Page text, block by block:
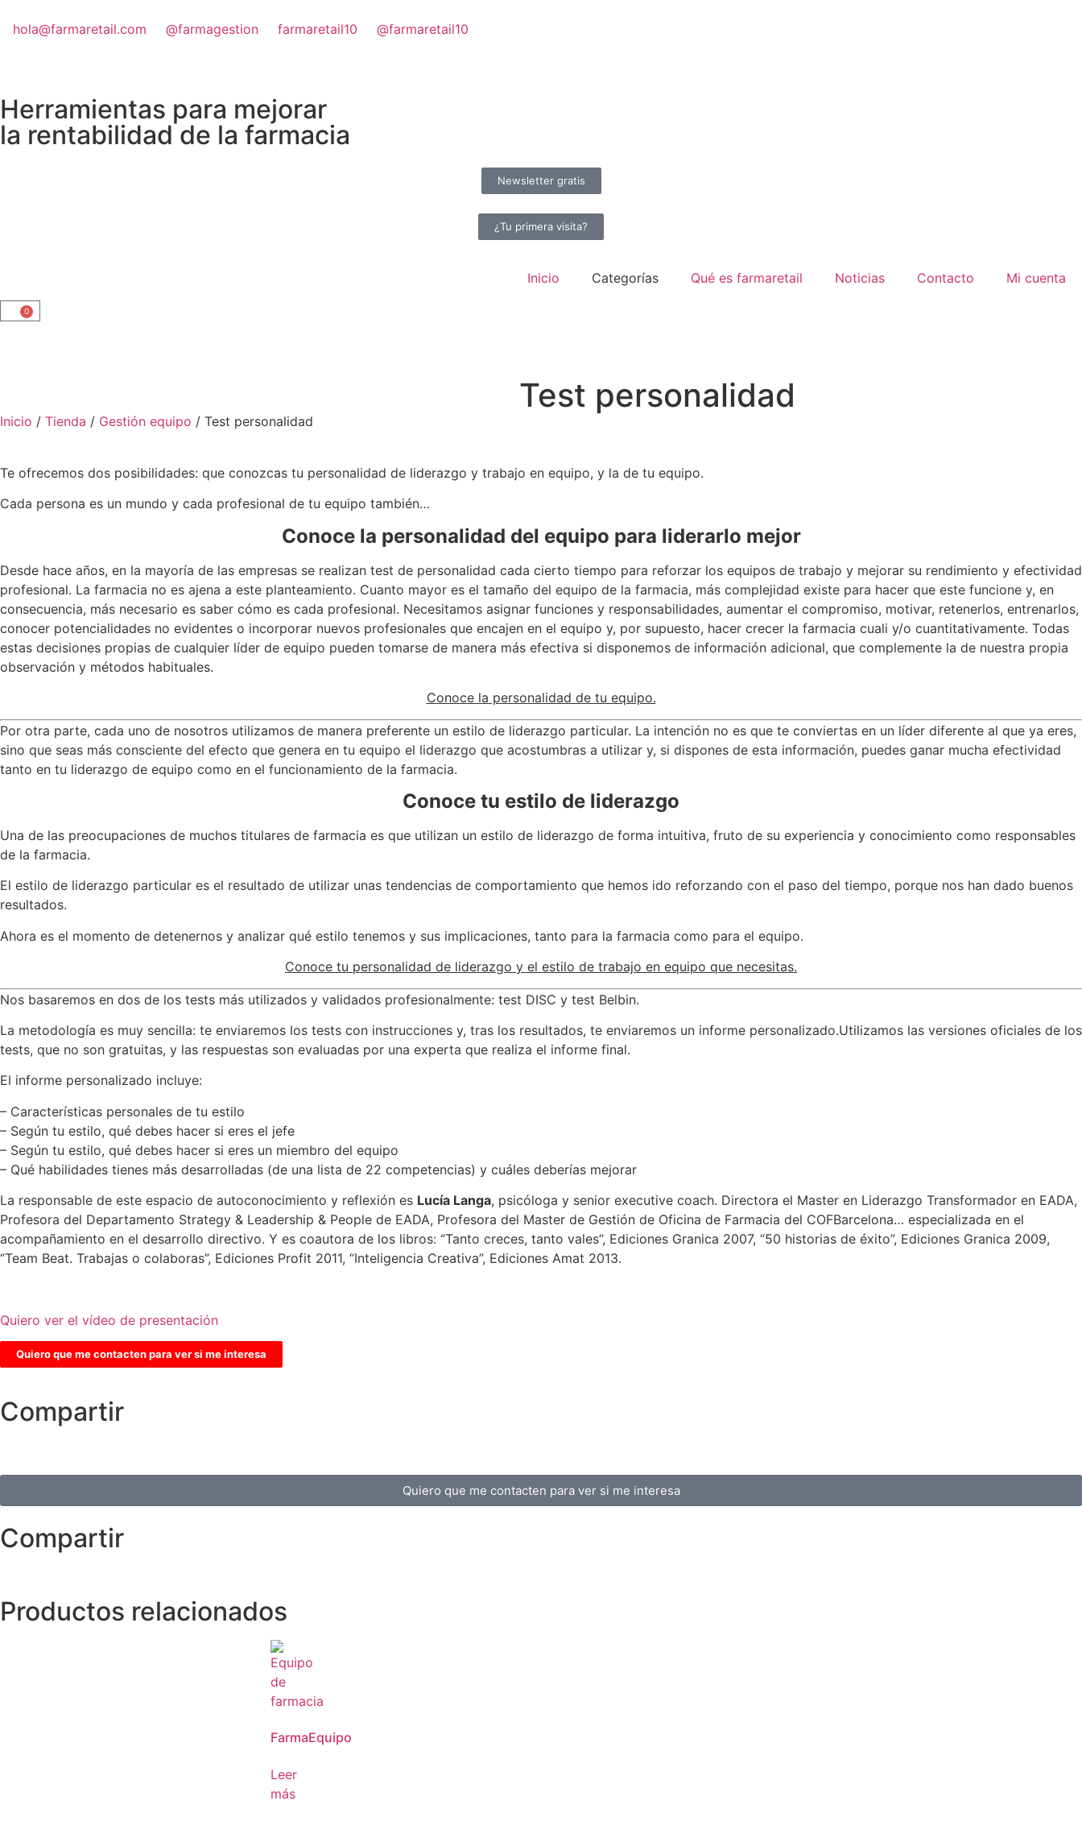
hola@farmaretail.com @farmagestion​ farmaretail10 @farmaretail10​
Herramientas para mejorar
la rentabilidad de la farmacia
Newsletter gratis
¿Tu primera visita?
Inicio Categorías Qué es farmaretail Noticias Contacto Mi cuenta
0
Test personalidad
Inicio / Tienda / Gestión equipo / Test personalidad
Te ofrecemos dos posibilidades: que conozcas tu personalidad de liderazgo y trabajo en equipo, y la de tu equipo.
Cada persona es un mundo y cada profesional de tu equipo también…
Conoce la personalidad del equipo para liderarlo mejor
Desde hace años, en la mayoría de las empresas se realizan test de personalidad cada cierto tiempo para reforzar los equipos de trabajo y mejorar su rendimiento y efectividad
profesional. La farmacia no es ajena a este planteamiento. Cuanto mayor es el tamaño del equipo de la farmacia, más complejidad existe para hacer que este funcione y, en
consecuencia, más necesario es saber cómo es cada profesional. Necesitamos asignar funciones y responsabilidades, aumentar el compromiso, motivar, retenerlos, entrenarlos,
conocer potencialidades no evidentes o incorporar nuevos profesionales que encajen en el equipo y, por supuesto, hacer crecer la farmacia cuali y/o cuantitativamente. Todas
estas decisiones propias de cualquier líder de equipo pueden tomarse de manera más efectiva si disponemos de información adicional, que complemente la de nuestra propia
observación y métodos habituales.
Conoce la personalidad de tu equipo.
Por otra parte, cada uno de nosotros utilizamos de manera preferente un estilo de liderazgo particular. La intención no es que te conviertas en un líder diferente al que ya eres,
sino que seas más consciente del efecto que genera en tu equipo el liderazgo que acostumbras a utilizar y, si dispones de esta información, puedes ganar mucha efectividad
tanto en tu liderazgo de equipo como en el funcionamiento de la farmacia.
Conoce tu estilo de liderazgo
Una de las preocupaciones de muchos titulares de farmacia es que utilizan un estilo de liderazgo de forma intuitiva, fruto de su experiencia y conocimiento como responsables
de la farmacia.
El estilo de liderazgo particular es el resultado de utilizar unas tendencias de comportamiento que hemos ido reforzando con el paso del tiempo, porque nos han dado buenos
resultados.
Ahora es el momento de detenernos y analizar qué estilo tenemos y sus implicaciones, tanto para la farmacia como para el equipo.
Conoce tu personalidad de liderazgo y el estilo de trabajo en equipo que necesitas.
Nos basaremos en dos de los tests más utilizados y validados profesionalmente: test DISC y test Belbin.
La metodología es muy sencilla: te enviaremos los tests con instrucciones y, tras los resultados, te enviaremos un informe personalizado.Utilizamos las versiones oficiales de los
tests, que no son gratuitas, y las respuestas son evaluadas por una experta que realiza el informe final.
El informe personalizado incluye:
– Características personales de tu estilo
– Según tu estilo, qué debes hacer si eres el jefe
– Según tu estilo, qué debes hacer si eres un miembro del equipo
– Qué habilidades tienes más desarrolladas (de una lista de 22 competencias) y cuáles deberías mejorar
La responsable de este espacio de autoconocimiento y reflexión es Lucía Langa, psicóloga y senior executive coach. Directora el Master en Liderazgo Transformador en EADA,
Profesora del Departamento Strategy & Leadership & People de EADA, Profesora del Master de Gestión de Oficina de Farmacia del COFBarcelona… especializada en el
acompañamiento en el desarrollo directivo. Y es coautora de los libros: “Tanto creces, tanto vales”, Ediciones Granica 2007, “50 historias de éxito”, Ediciones Granica 2009,
“Team Beat. Trabajas o colaboras”, Ediciones Profit 2011, “Inteligencia Creativa”, Ediciones Amat 2013.
Quiero ver el vídeo de presentación
Quiero que me contacten para ver si me interesa
Compartir
Quiero que me contacten para ver si me interesa
Compartir
Productos relacionados
FarmaEquipo
Leer
más